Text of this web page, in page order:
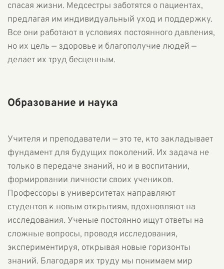
спасая жизни. Медсестры заботятся о пациентах,
предлагая им индивидуальный уход и поддержку.
Все они работают в условиях постоянного давления,
но их цель — здоровье и благополучие людей —
делает их труд бесценным.
Образование и наука
Учителя и преподаватели — это те, кто закладывает
фундамент для будущих поколений. Их задача не
только в передаче знаний, но и в воспитании,
формировании личности своих учеников.
Профессоры в университетах направляют
студентов к новым открытиям, вдохновляют на
исследования. Ученые постоянно ищут ответы на
сложные вопросы, проводя исследования,
экспериментируя, открывая новые горизонты
знаний. Благодаря их труду мы понимаем мир